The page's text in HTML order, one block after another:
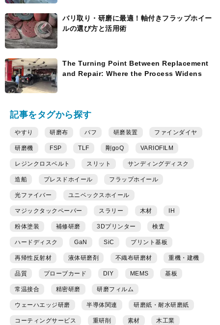
バリ取り・研磨に最適！軸付きフラップホイー
ルの選び方と活用術
The Turning Point Between Replacement
and Repair: Where the Process Widens
記事をタグから探す
やすり 研磨布 バフ 研磨装置 ファインダイヤ
研磨機 FSP TLF 剛goQ VARIOFILM
レジンクロスベルト スリット サンディングディスク
造船 プレスドホイール フラップホイール
光ファイバー ユニベックスホイール
マジックタックペーパー スラリー 木材 IH
粉体塗装 補修研磨 3Dプリンター 検査
ハードディスク GaN SiC プリント基板
再帰性反射材 液体研磨剤 不織布研磨材 重機・建機
品質 プローブカード DIY MEMS 基板
常温接合 精密研磨 研磨フィルム
ウェーハエッジ研磨 半導体関連 研磨紙・耐水研磨紙
コーティングサービス 重研削 素材 木工業